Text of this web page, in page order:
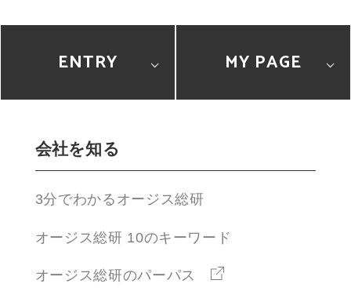
ENTRY
2027
2028 MY PAGE
2027
2028
会社を知る
3分でわかるオージス総研
オージス総研 10のキーワード
オージス総研のパーパス